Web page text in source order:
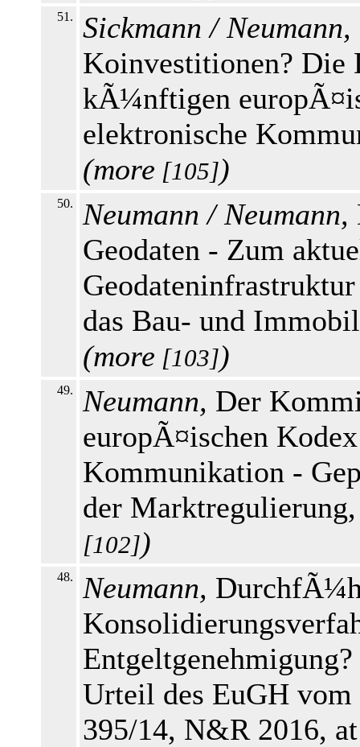
51. Sickmann / Neumann,
Koinvestitionen? Die
kÃ¼nftigen
elektronische
(more [105])
50. Neumann / Neumann,
Geodaten - Zum
das Bau- und
(more [103])
49. Neumann, Der
europÃ¤ischen
Kommunikation -
der
[102])
48. Neumann,
Urteil des EuGH vom
395/14, N&R 2016,